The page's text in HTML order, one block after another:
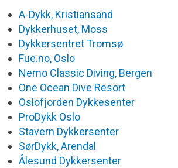
A-Dykk, Kristiansand
Dykkerhuset, Moss
Dykkersentret Tromsø
Fue.no, Oslo
Nemo Classic Diving, Bergen
One Ocean Dive Resort
Oslofjorden Dykkesenter
ProDykk Oslo
Stavern Dykkersenter
SørDykk, Arendal
Ålesund Dykkersenter